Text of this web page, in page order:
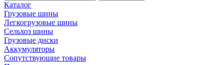
Каталог
Грузовые шины
Легкогрузовые шины
Сельхоз шины
Грузовые диски
Аккумуляторы
Сопутствующие товары